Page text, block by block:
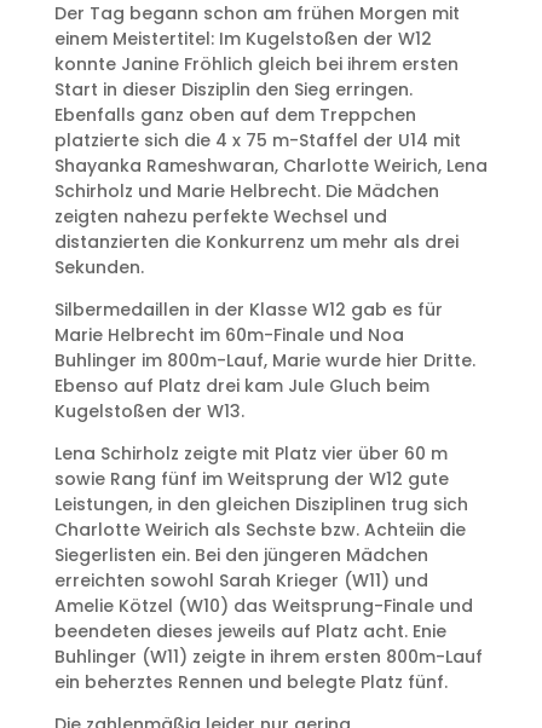
Der Tag begann schon am frühen Morgen mit
einem Meistertitel: Im Kugelstoßen der W12
konnte Janine Fröhlich gleich bei ihrem ersten
Start in dieser Disziplin den Sieg erringen.
Ebenfalls ganz oben auf dem Treppchen
platzierte sich die 4 x 75 m-Staffel der U14 mit
Shayanka Rameshwaran, Charlotte Weirich, Lena
Schirholz und Marie Helbrecht. Die Mädchen
zeigten nahezu perfekte Wechsel und
distanzierten die Konkurrenz um mehr als drei
Sekunden.
Silbermedaillen in der Klasse W12 gab es für
Marie Helbrecht im 60m-Finale und Noa
Buhlinger im 800m-Lauf, Marie wurde hier Dritte.
Ebenso auf Platz drei kam Jule Gluch beim
Kugelstoßen der W13.
Lena Schirholz zeigte mit Platz vier über 60 m
sowie Rang fünf im Weitsprung der W12 gute
Leistungen, in den gleichen Disziplinen trug sich
Charlotte Weirich als Sechste bzw. Achteiin die
Siegerlisten ein. Bei den jüngeren Mädchen
erreichten sowohl Sarah Krieger (W11) und
Amelie Kötzel (W10) das Weitsprung-Finale und
beendeten dieses jeweils auf Platz acht. Enie
Buhlinger (W11) zeigte in ihrem ersten 800m-Lauf
ein beherztes Rennen und belegte Platz fünf.